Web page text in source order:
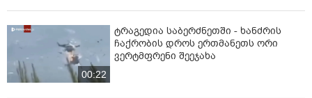
00:22
ტრაგედია საბერძნეთში - ხანძრის
ჩაქრობის დროს ერთმანეთს ორი
ვერტმფრენი შეეჯახა